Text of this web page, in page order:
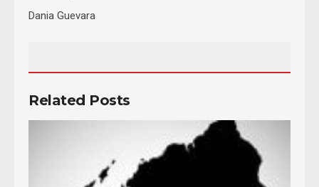
Dania Guevara
Related Posts